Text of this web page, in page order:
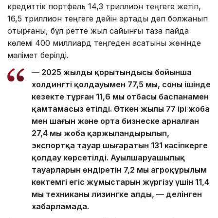
кредиттік портфель 14,3 триллион теңгеге жетіп,
16,5 триллион теңгеге дейін артады деп болжанып
отырғаны, бұл ретте жыл сайынғы таза пайда
көлемі 400 миллиард теңгеден асатыны жөнінде
мәлімет берілді.
— 2025 жылдың қорытындысы бойынша
холдингтің қолдауымен 77,5 мың, соның ішінде
кезекте тұрған 11,6 мың отбасы баспанамен
қамтамасыз етілді. Өткен жылы 77 ірі жоба
мен шағын және орта бизнеске арналған
27,4 мың жоба қаржыландырылып,
экспортқа тауар шығаратын 131 кәсіпкерге
қолдау көрсетілді. Ауылшаруашылық
тауарларын өндіретін 7,2 мың агроқұрылым
көктемгі егіс жұмыстарын жүргізу үшін 11,4
мың техниканы лизингке алды, — делінген
хабарламада.